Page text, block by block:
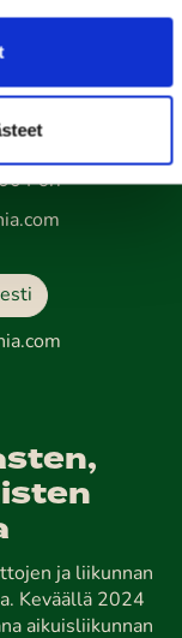
Pori
ja liikunnan
Keväällä 2024
aikuisliikunnan